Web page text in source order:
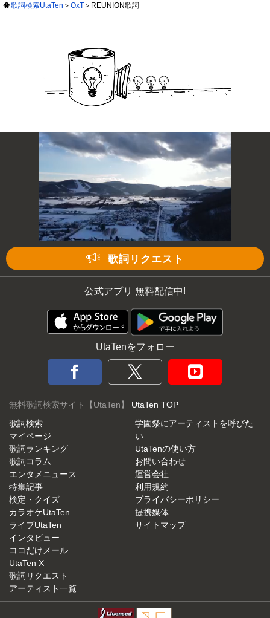
歌詞検索UtaTen OxT REUNION歌詞
歌詞リクエスト
公式アプリ 無料配信中!
UtaTenをフォロー
無料歌詞検索サイト【UtaTen】 UtaTen TOP
歌詞検索
マイページ
歌詞ランキング
歌詞コラム
エンタメニュース
特集記事
検定・クイズ
カラオケUtaTen
ライブUtaTen
インタビュー
ココだけメール
UtaTen X
歌詞リクエスト
アーティスト一覧
学園祭にアーティストを呼びた
い
UtaTenの使い方
お問い合わせ
運営会社
利用規約
プライバシーポリシー
提携媒体
サイトマップ